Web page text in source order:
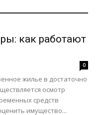
как работают
0
жилье в достаточно
осмотр
средств
имущество...